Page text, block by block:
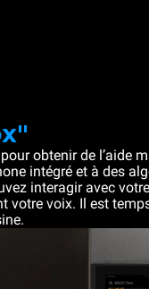
obtenir de l’aide
intégré et à des
interagir avec
votre voix. Il est